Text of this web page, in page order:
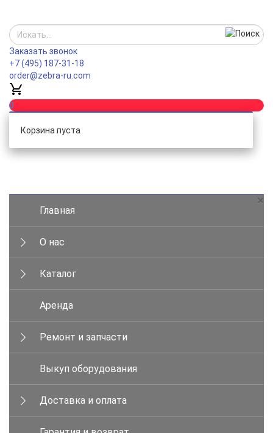
Заказать звонок
+7 (495) 187-31-18
order@zebra-ru.com
0
Корзина пуста
×
Главная
О нас
Каталог
Аренда
Ремонт и запчасти
Выкуп оборудования
Доставка и оплата